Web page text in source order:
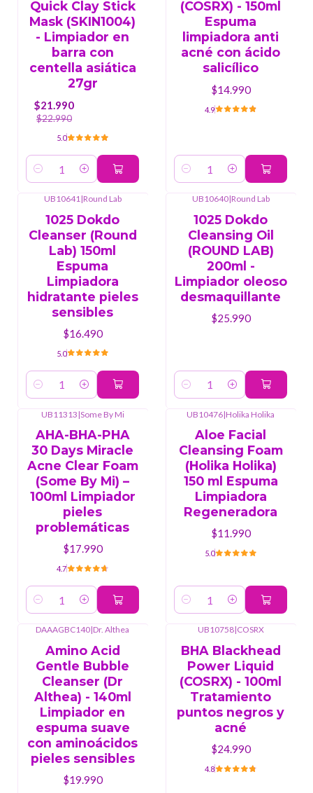
Quick Clay Stick
Mask (SKIN1004)
- Limpiador en
barra con
centella asiática
27gr
$21.990
$22.990
5.0
Cantidad
(COSRX) - 150ml
Espuma
limpiadora anti
acné con ácido
salicílico
$14.990
4.9
Cantidad
UB10641|Round Lab
1025 Dokdo
Cleanser (Round
Lab) 150ml
Espuma
Limpiadora
hidratante pieles
sensibles
$16.490
5.0
Cantidad
UB10640|Round Lab
1025 Dokdo
Cleansing Oil
(ROUND LAB)
200ml -
Limpiador oleoso
desmaquillante
$25.990
Cantidad
UB11313|Some By Mi
AHA-BHA-PHA
30 Days Miracle
Acne Clear Foam
(Some By Mi) –
100ml Limpiador
pieles
problemáticas
$17.990
4.7
Cantidad
UB10476|Holika Holika
Aloe Facial
Cleansing Foam
(Holika Holika)
150 ml Espuma
Limpiadora
Regeneradora
$11.990
5.0
Cantidad
DAAAGBC140|Dr. Althea
Amino Acid
Gentle Bubble
Cleanser (Dr
Althea) - 140ml
Limpiador en
espuma suave
con aminoácidos
pieles sensibles
$19.990
UB10758|COSRX
BHA Blackhead
Power Liquid
(COSRX) - 100ml
Tratamiento
puntos negros y
acné
$24.990
4.8